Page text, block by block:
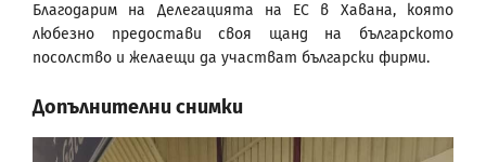
Благодарим на Делегацията на ЕС в Хавана, която
любезно предостави своя щанд на българското
посолство и желаещи да участват български фирми.
Допълнителни снимки